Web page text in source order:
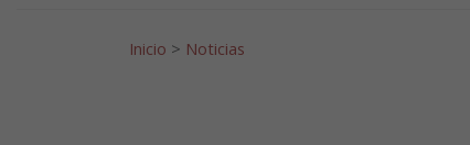
Inicio > Noticias